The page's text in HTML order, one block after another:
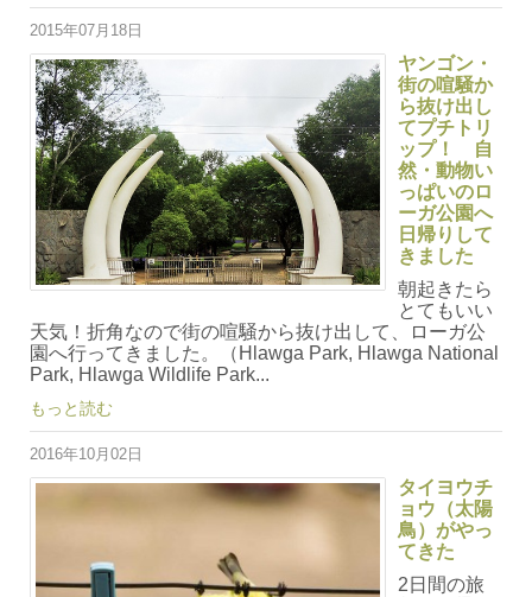
2015年07月18日
ヤンゴン・
街の喧騒か
ら抜け出し
てプチトリ
ップ！ 自
然・動物い
っぱいのロ
ーガ公園へ
日帰りして
きました
朝起きたら
とてもいい
天気！折角なので街の喧騒から抜け出して、ローガ公
園へ行ってきました。（Hlawga Park, Hlawga National
Park, Hlawga Wildlife Park...
もっと読む
2016年10月02日
タイヨウチ
ョウ（太陽
鳥）がやっ
てきた
2日間の旅